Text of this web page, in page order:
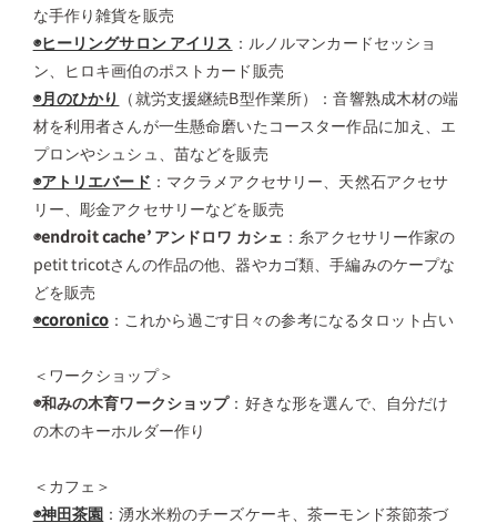
な手作り雑貨を販売
◉ヒーリングサロン アイリス ：ルノルマンカードセッショ
ン、ヒロキ画伯のポストカード販売
◉月のひかり （就労支援継続B型作業所）：音響熟成木材の端
材を利用者さんが一生懸命磨いたコースター作品に加え、エ
プロンやシュシュ、苗などを販売
◉アトリエバード ：マクラメアクセサリー、天然石アクセサ
リー、彫金アクセサリーなどを販売
◉endroit cache’ アンドロワ カシェ ：糸アクセサリー作家の
petit tricotさんの作品の他、器やカゴ類、手編みのケープな
どを販売
◉coronico：これから過ごす日々の参考になるタロット占い
＜ワークショップ＞
◉和みの木育ワークショップ：好きな形を選んで、自分だけ
の木のキーホルダー作り
＜カフェ＞
◉神田茶園 ：湧水米粉のチーズケーキ、茶ーモンド茶節茶づ